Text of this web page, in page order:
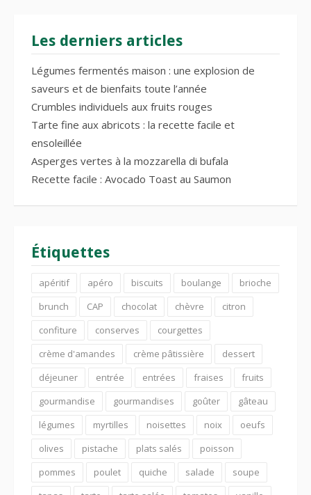
Les derniers articles
Légumes fermentés maison : une explosion de
saveurs et de bienfaits toute l’année
Crumbles individuels aux fruits rouges
Tarte fine aux abricots : la recette facile et
ensoleillée
Asperges vertes à la mozzarella di bufala
Recette facile : Avocado Toast au Saumon
Étiquettes
apéritif apéro biscuits boulange
brioche
brunch
CAP chocolat chèvre
citron
confiture
conserves
courgettes
crème d'amandes
crème pâtissière
dessert
déjeuner
entrée entrées fraises
fruits
gourmandise
gourmandises goûter
gâteau
légumes
myrtilles noisettes noix
oeufs
olives
pistache plats salés
poisson
pommes
poulet quiche salade
soupe